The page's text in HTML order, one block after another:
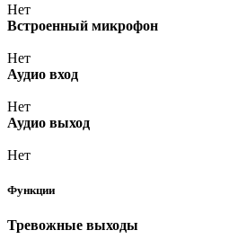
Нет
Встроенный микрофон
Нет
Аудио вход
Нет
Аудио выход
Нет
Функции
Тревожные выходы